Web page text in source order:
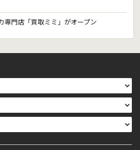
専門店「買取ミミ」がオープン